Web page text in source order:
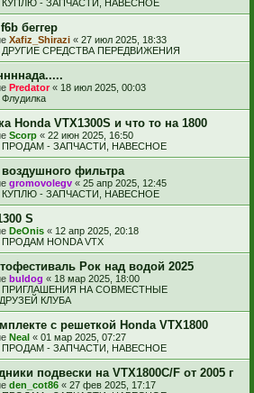
КУПЛЮ - ЗАПЧАСТИ, НАВЕСНОЕ
беггер
Xafiz_Shirazi « 27 июл 2025, 18:33
ДРУГИЕ СРЕДСТВА ПЕРЕДВИЖЕНИЯ
Predator« 18 июл 2025, 00:03
Флудилка
Honda VTX1300S и что то на 1800
Scorp « 22 июн 2025, 16:50
ПРОДАМ - ЗАПЧАСТИ, НАВЕСНОЕ
фильтра
gromovolegv « 25 апр 2025, 12:45
КУПЛЮ - ЗАПЧАСТИ, НАВЕСНОЕ
S
DeOnis « 12 апр 2025, 20:18
ПРОДАМ HONDA VTX
Рок над водой 2025
buldog « 18 мар 2025, 18:00
ПРИГЛАШЕНИЯ НА СОВМЕСТНЫЕ
КЛУБА
с решеткой Honda VTX1800
Neal « 01 мар 2025, 07:27
ПРОДАМ - ЗАПЧАСТИ, НАВЕСНОЕ
подвески на VTX1800C/F от 2005 г
den_cot86 « 27 фев 2025, 17:17